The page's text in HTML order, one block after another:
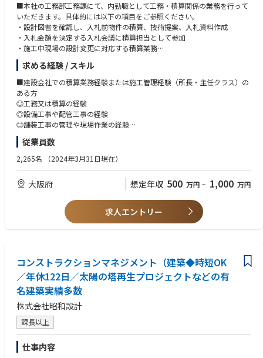
■本社の工務部工務課にて、内勤職として工務・積算関係の業務を行って
いただきます。具体的には以下の項目をご参照ください。
・設計図書を確認し、入札前物件の積算、技術提案、入札資料作成
・入札金額を決定する入札会議に積算担当として参加
・施工中現場の設計変更に対応する積算業務
・担当する物件は、NEXCO,国交省、地方自治体など公共工事
【堅実経営の奥村組】
高い技術力と良好な財務体質が特徴です。
・自己資本比率が50％もあり、キャッシュも潤沢にある。
・与信などに関する心配もなく、仕事を進めることが出来る。
・長年業界で培った信用力があるため、忙しくなった際も人を集めること
求める経験 / スキル
■建設会社での積算業務経験または施工管理経験（所長・主任クラス）の
ある方
◎工務又は積算の経験
◎設備工事や配管工事の経験
◎舗装工事の管理や現場作業の経験
【地域総合職について】
地域総合職は勤務地を奥村組の各支社店管轄地域内(*)に限定します。
従業員数
2,265名 （2024年3月31日現在）
大阪府 想定年収 500 万円 ~ 1,000 万円
求人エントリー
コンストラクションマネジメント（建築◆時短OK
／年休122日／太陽の塔再生プロジェクトなどの有
名建築実績多数
株式会社昭和設計
課長以上
仕事内容